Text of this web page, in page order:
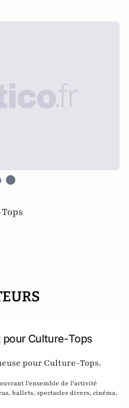
pour Culture-Tops
pour Culture-Tops.
l'ensemble de l'activité
ballets, spectacles divers, cinéma,